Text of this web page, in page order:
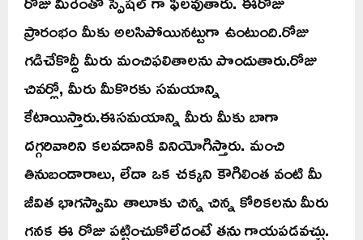
ప్రారంభం మీకు అలసిపోయినట్టుగా ఉంటుంది.రోజు
గడిచేకొద్దీ మీరు మంచిఫలితాలను పొందుతారు.రోజు
చివర్లో, మీరు మీకొరకు సమయాన్ని
కేటాయిస్తారు.ఈసమయాన్ని మీరు మీకు బాగా
దగ్గరివారిని కలవడానికి వినియోగిస్తారు. మంచి
తినుబండారాలు, లేదా ఒక చక్కని కౌగిలింత వంటి మీ
జీవిత భాగస్వామి తాలూకు చిన్న చిన్న కోరికలను మీరు
గనక ఈ రోజు పట్టించుకోలేదంటే తను గాయపడవచ్చు.